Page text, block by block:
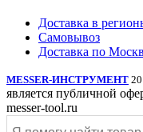
Доставка в
Самовывоз
Доставка по
MESSER-ИНСТРУМЕНТ
является публичной
messer-tool.ru